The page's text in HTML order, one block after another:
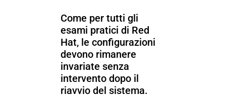
Come per tutti gli
esami pratici di Red
Hat, le configurazioni
devono rimanere
invariate senza
intervento dopo il
riavvio del sistema.